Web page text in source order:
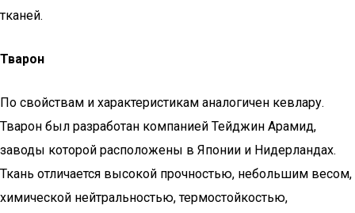
тканей.
Тварон
По свойствам и характеристикам аналогичен кевлару.
Тварон был разработан компанией Тейджин Арамид,
заводы которой расположены в Японии и Нидерландах.
Ткань отличается высокой прочностью, небольшим весом,
химической нейтральностью, термостойкостью,